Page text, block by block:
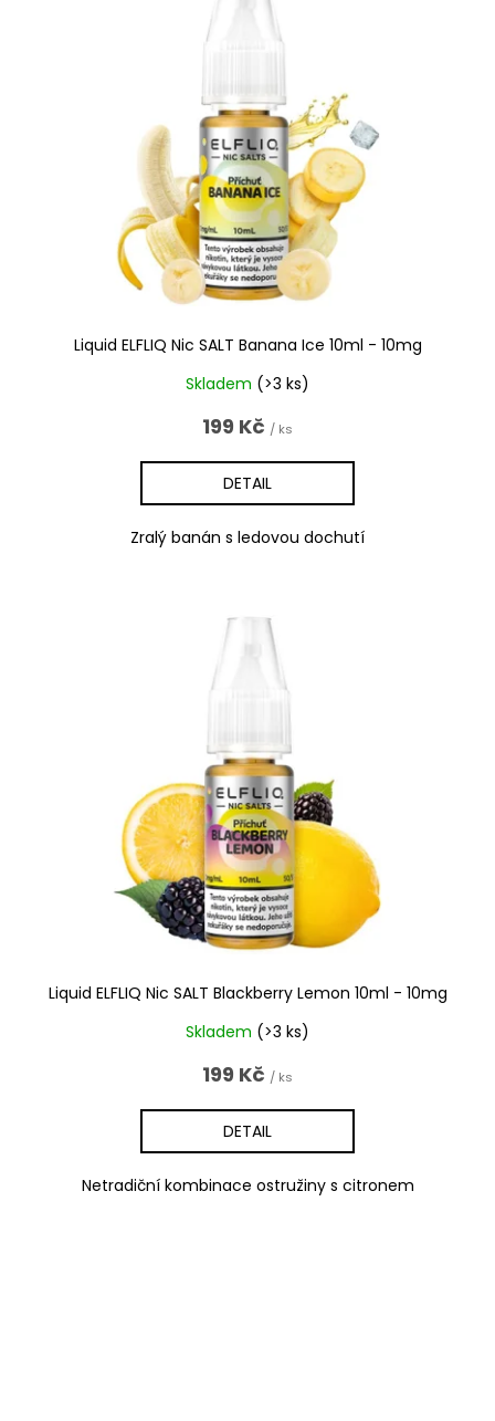
Liquid ELFLIQ Nic SALT Banana Ice 10ml - 10mg
Skladem (>3 ks)
199 Kč / ks
DETAIL
Zralý banán s ledovou dochutí
Liquid ELFLIQ Nic SALT Blackberry Lemon 10ml - 10mg
Skladem (>3 ks)
199 Kč / ks
DETAIL
Netradiční kombinace ostružiny s citronem